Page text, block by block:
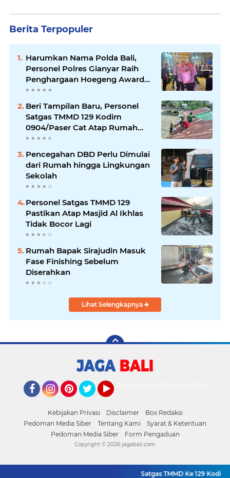
Berita Terpopuler
Harumkan Nama Polda Bali,
Personel Polres Gianyar Raih
Penghargaan Hoegeng Awards
2026
Beri Tampilan Baru, Personel
Satgas TMMD 129 Kodim
0904/Paser Cat Atap Rumah
Marbot
Pencegahan DBD Perlu Dimulai
dari Rumah hingga Lingkungan
Sekolah
Personel Satgas TMMD 129
Pastikan Atap Masjid Al Ikhlas
Tidak Bocor Lagi
Rumah Bapak Sirajudin Masuk
Fase Finishing Sebelum
Diserahkan
Lihat Selengkapnya
Kebijakan Privasi Disclaimer
Box Redaksi
Pedoman Media Siber
Tentang Kami
Syarat & Ketentuan
Pedoman Media Siber
Form Pengaduan
Satgas TMMD Ke 129
Copyright © 2026 jagabali.com